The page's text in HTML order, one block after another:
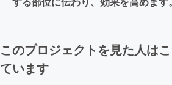
このプロジェクトを見た人は
ています